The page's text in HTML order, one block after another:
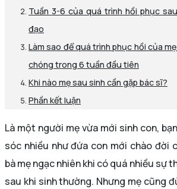
Tuần 3-6 của quá trình hồi phục
đạo
Làm sao để quá trình phục hồi của
chóng trong 6 tuần đầu tiên
Khi nào mẹ sau sinh cần gặp bác sĩ?
Phần kết luận
Là một người mẹ vừa mới sinh con,
sóc nhiều như đứa con mới chào đời
bà mẹ ngạc nhiên khi có quá nhiều sự
sau khi sinh thường. Nhưng mẹ cũng